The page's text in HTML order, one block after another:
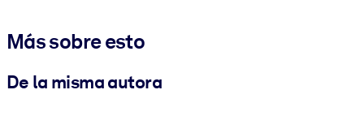
Más sobre esto
De la misma autora